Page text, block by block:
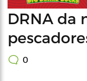
DRNA da
0